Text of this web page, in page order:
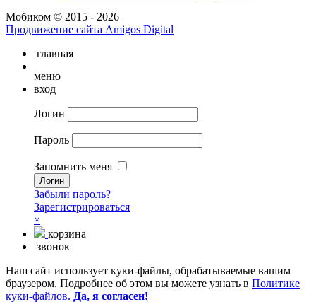
Мобиком © 2015 - 2026
Продвижение сайта Amigos Digital
главная
меню
вход
Логин
Пароль
Запомнить меня
Забыли пароль?
Зарегистрироваться
×
корзина
звонок
Наш сайт использует куки-файлы, обрабатываемые вашим
браузером. Подробнее об этом вы можете узнать в Политике
куки-файлов. Да, я согласен!